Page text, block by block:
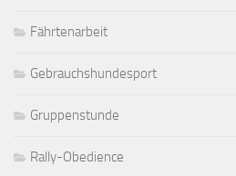
Fährtenarbeit
Gebrauchshundesport
Gruppenstunde
Rally-Obedience